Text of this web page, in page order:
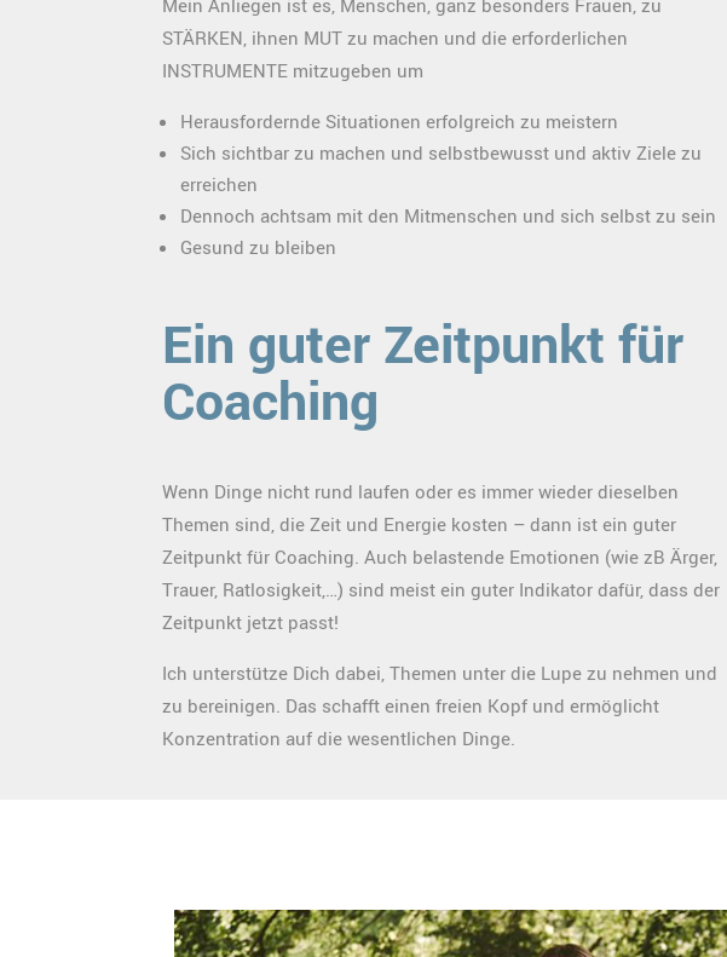
STÄRKEN, ihnen MUT zu machen und die erforderlichen
INSTRUMENTE mitzugeben um
Herausfordernde Situationen erfolgreich zu meistern
Sich sichtbar zu machen und selbstbewusst und aktiv Ziele zu
erreichen
Dennoch achtsam mit den Mitmenschen und sich selbst zu sein
Gesund zu bleiben
Ein guter Zeitpunkt für
Coaching
Wenn Dinge nicht rund laufen oder es immer wieder dieselben
Themen sind, die Zeit und Energie kosten – dann ist ein guter
Zeitpunkt für Coaching. Auch belastende Emotionen (wie zB Ärger,
Trauer, Ratlosigkeit,…) sind meist ein guter Indikator dafür, dass der
Zeitpunkt jetzt passt!
Ich unterstütze Dich dabei, Themen unter die Lupe zu nehmen und
zu bereinigen. Das schafft einen freien Kopf und ermöglicht
Konzentration auf die wesentlichen Dinge.